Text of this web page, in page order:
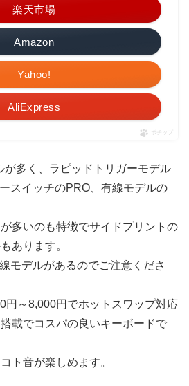
Amazon
楽天市場
Yahoo!
AliExpress
ポチップ
が多く、ラピッドトリガーモデル
スイッチのPRO、有線モデルの
多いのも特徴でサイドプリントの
あります。
モデルがあるのでご注意くださ
円～8,000円でホットスワップ対応
載でコスパの良いキーボードで
ト音が楽しめます。